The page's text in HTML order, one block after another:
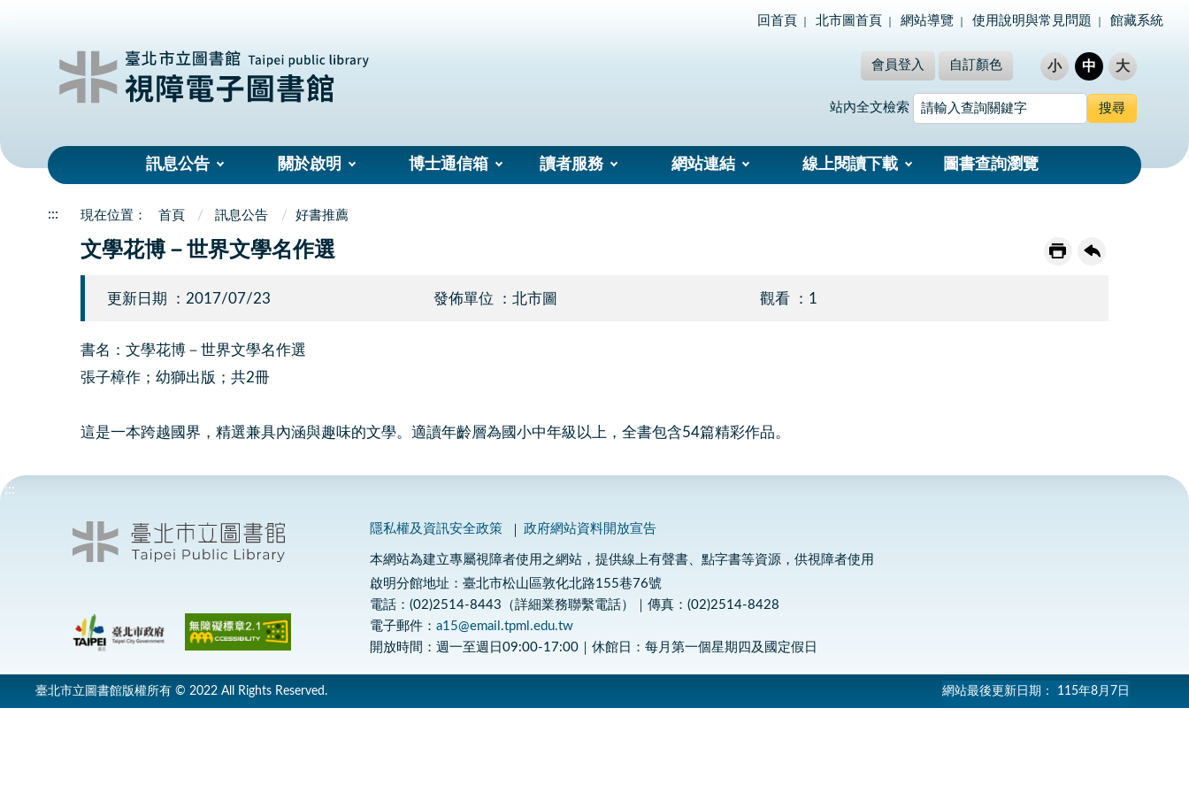
回首頁 北市圖首頁 網站導覽 使用說明與常見問題 館藏系統
會員登入 自訂顏色 小 中 大
站內全文檢索
訊息公告 關於啟明 博士通信箱 讀者服務 網站連結 線上閱讀下載 圖書查詢瀏覽
::: 首頁 訊息公告 好書推薦
文學花博－世界文學名作選
更新日期 ：2017/07/23 發佈單位 ：北市圖 觀看 ：1
書名：文學花博－世界文學名作選
張子樟作；幼獅出版；共2冊
這是一本跨越國界，精選兼具內涵與趣味的文學。適讀年齡層為國小中年級以上，全書包含54篇精彩作品。
:::
隱私權及資訊安全政策 政府網站資料開放宣告
本網站為建立專屬視障者使用之網站，提供線上有聲書、點字書等資源，供視障者使用
啟明分館地址：臺北市松山區敦化北路155巷76號
電話：(02)2514-8443（詳細業務聯繫電話）｜傳真：(02)2514-8428
電子郵件：a15@email.tpml.edu.tw
開放時間：週一至週日09:00-17:00｜休館日：每月第一個星期四及國定假日
臺北市立圖書館版權所有 © 2022 All Rights Reserved. 網站最後更新日期： 115年8月7日